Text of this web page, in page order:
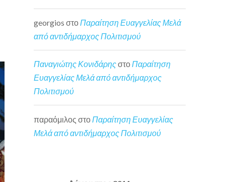
georgios στοΠαραίτηση Ευαγγελίας Μελά
από αντιδήμαρχος Πολιτισμού
Παναγιώτης ΚονιδάρηςστοΠαραίτηση
Ευαγγελίας Μελά από αντιδήμαρχος
Πολιτισμού
παραόμιλος στο Παραίτηση Ευαγγελίας
Μελά από αντιδήμαρχος Πολιτισμού